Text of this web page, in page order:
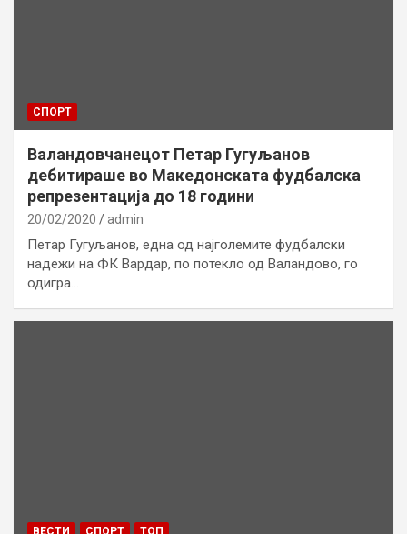
СПОРТ
Валандовчанецот Петар Гугуљанов
дебитираше во Македонската фудбалска
репрезентација до 18 години
20/02/2020 admin
Петар Гугуљанов, една од најголемите фудбалски
надежи на ФК Вардар, по потекло од Валандово, го
одигра…
ВЕСТИ СПОРТ ТОП